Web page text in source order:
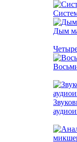
Дым